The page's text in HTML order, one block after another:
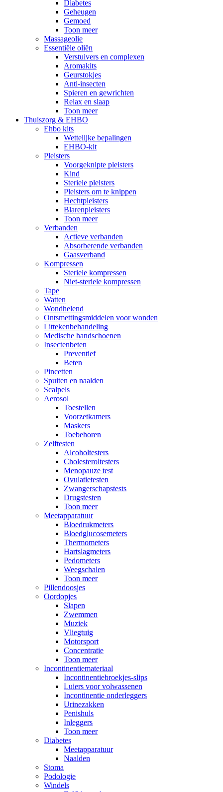
Diabetes
Geheugen
Gemoed
Toon meer
Massageolie
Essentiële oliën
Verstuivers en complexen
Aromakits
Geurstokjes
Anti-insecten
Spieren en gewrichten
Relax en slaap
Toon meer
Thuiszorg & EHBO
Ehbo kits
Wettelijke bepalingen
EHBO-kit
Pleisters
Voorgeknipte pleisters
Kind
Steriele pleisters
Pleisters om te knippen
Hechtpleisters
Blarenpleisters
Toon meer
Verbanden
Actieve verbanden
Absorberende verbanden
Gaasverband
Kompressen
Steriele kompressen
Niet-steriele kompressen
Tape
Watten
Wondhelend
Ontsmettingsmiddelen voor wonden
Littekenbehandeling
Medische handschoenen
Insectenbeten
Preventief
Beten
Pincetten
Spuiten en naalden
Scalpels
Aerosol
Toestellen
Voorzetkamers
Maskers
Toebehoren
Zelftesten
Alcoholtesters
Cholesteroltesters
Menopauze test
Ovulatietesten
Zwangerschapstests
Drugstesten
Toon meer
Meetapparatuur
Bloedrukmeters
Bloedglucosemeters
Thermometers
Hartslagmeters
Pedometers
Weegschalen
Toon meer
Pillendoosjes
Oordopjes
Slapen
Zwemmen
Muziek
Vliegtuig
Motorsport
Concentratie
Toon meer
Incontinentiemateriaal
Incontinentiebroekjes-slips
Luiers voor volwassenen
Incontinentie onderleggers
Urinezakken
Penishuls
Inleggers
Toon meer
Diabetes
Meetapparatuur
Naalden
Stoma
Podologie
Windels